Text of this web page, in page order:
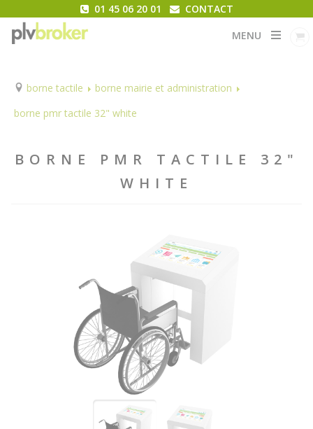
MENU
borne tactile
borne mairie et administration
borne pmr tactile 32" white
01 45 06 20 01 CONTACT
BORNE PMR TACTILE 32"
WHITE